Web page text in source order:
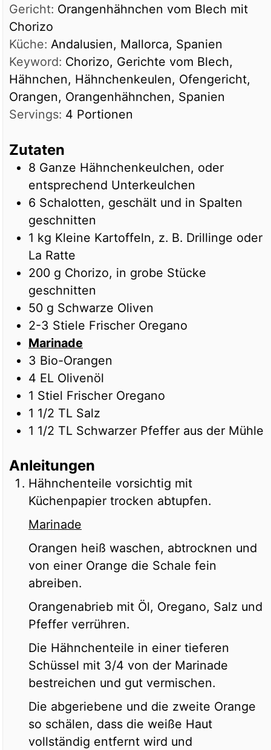
Gericht: Orangenhähnchen vom Blech mit
Chorizo
Küche: Andalusien, Mallorca, Spanien
Keyword: Chorizo, Gerichte vom Blech,
Hähnchen, Hähnchenkeulen, Ofengericht,
Orangen, Orangenhähnchen, Spanien
Servings: 4 Portionen
Zutaten
8 Ganze Hähnchenkeulchen, oder
entsprechend Unterkeulchen
6 Schalotten, geschält und in Spalten
geschnitten
1 kg Kleine Kartoffeln, z. B. Drillinge oder
La Ratte
200 g Chorizo, in grobe Stücke
geschnitten
50 g Schwarze Oliven
2-3 Stiele Frischer Oregano
Marinade
3 Bio-Orangen
4 EL Olivenöl
1 Stiel Frischer Oregano
1 1/2 TL Salz
1 1/2 TL Schwarzer Pfeffer aus der Mühle
Anleitungen
Hähnchenteile vorsichtig mit
Küchenpapier trocken abtupfen.
Marinade
Orangen heiß waschen, abtrocknen und
von einer Orange die Schale fein
abreiben.
Orangenabrieb mit Öl, Oregano, Salz und
Pfeffer verrühren.
Die Hähnchenteile in einer tieferen
Schüssel mit 3/4 von der Marinade
bestreichen und gut vermischen.
Die abgeriebene und die zweite Orange
so schälen, dass die weiße Haut
vollständig entfernt wird und